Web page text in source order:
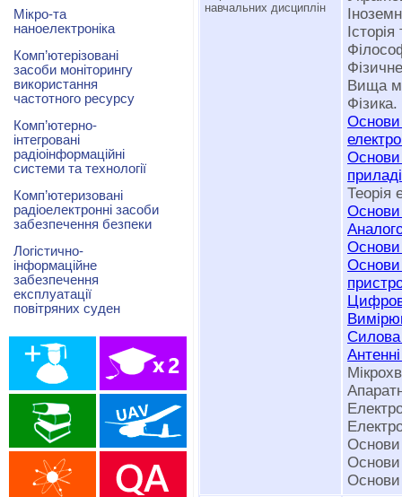
навчальних дисциплін
Вища
Фізика.
Теорія
Основи
Силова
Основи
Основи
Основи
Мікро-та
наноелектроніка
Комп’ютерізовані
засоби моніторингу
використання
частотного ресурсу
Комп’ютерно-
інтегровані
радіоінформаційні
системи та технології
Комп’ютеризовані
радіоелектронні засоби
забезпечення безпеки
Логістично-
інформаційне
забезпечення
експлуатації
повітряних суден